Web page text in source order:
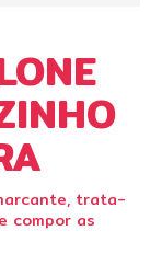
trata-
compor as